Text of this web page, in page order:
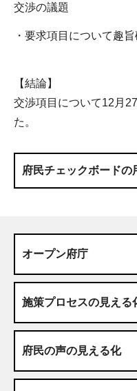
交渉の議題
・要求項目について趣
【結論】
交渉項目について12月
た。
府民チェックボードの
オープン府庁
施策プロセスの見える
府民の声の見える化